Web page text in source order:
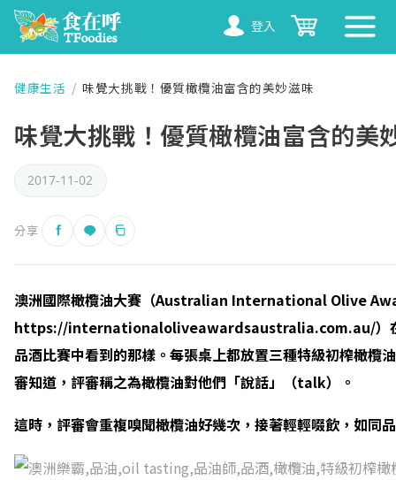
登入
健康生活 / 味覺大挑戰！優質橄欖油富含的美妙滋味
味覺大挑戰！優質橄欖油富含的美
2017-11-02
分享
澳洲國際橄欖油大賽（Australian International Olive
https://internationaloliveawardsaustralia.com.au/）在澳
品酒比賽中看到的那樣。每張桌上都放置三種特級初榨橄
審知道，評審稱之為橄欖油對他們「說話」（talk）。
這時，評審會重複嗅聞橄欖油好幾次，接著輕輕啜飲，如同